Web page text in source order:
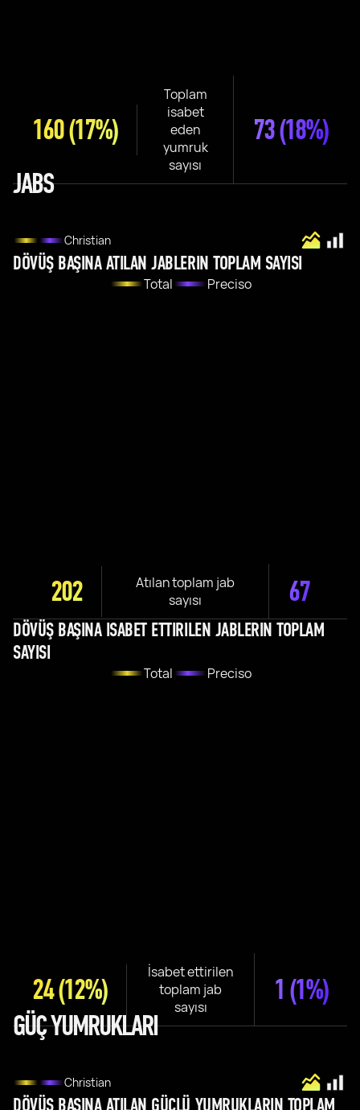
160(17%)
Toplam
isabet
eden
yumruk
sayısı
73(18%)
JABS
Christian
DÖVÜŞ BAŞINA ATILAN JABLERIN TOPLAM SAYISI
Total Preciso
202
Atılan toplam jab
sayısı
67
DÖVÜŞ BAŞINA ISABET ETTIRILEN JABLERIN TOPLAM
SAYISI
Total Preciso
24(12%)
İsabet ettirilen
toplam jab
sayısı
1 (1%)
GÜÇ YUMRUKLARI
Christian